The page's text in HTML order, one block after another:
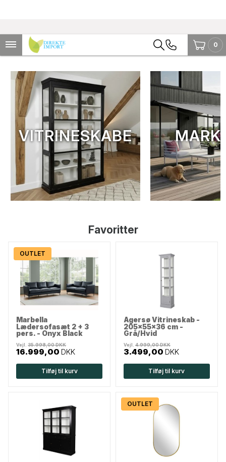
0
VITRINESKABE
Favoritter
OUTLET
Marbella
Lædersofasæt 2 + 3
pers. - Onyx Black
16.999,00 DKK
Vejl.35.998,00 DKK
Tilføj til kurv
Agersø Vitrineskab -
205x55x36 cm -
Grå/Hvid
3.499,00 DKK
Vejl. 4.999,00 DKK
Tilføj til kurv
OUTLET